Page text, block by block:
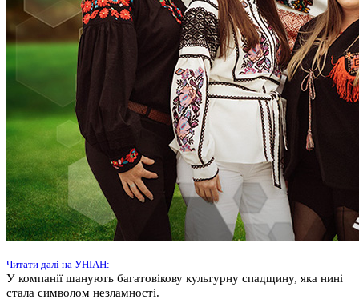
Читати далі на УНІАН:
У компанії шанують багатовікову культурну спадщину, яка нині
стала символом незламності.